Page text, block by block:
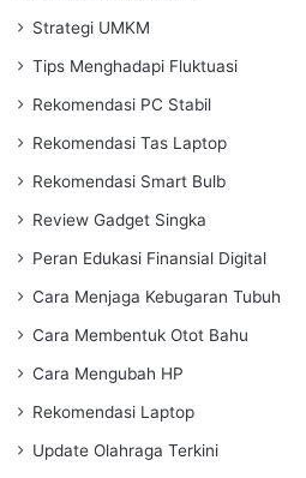
Strategi UMKM
Tips Menghadapi Fluktuasi
Rekomendasi PC Stabil
Rekomendasi Tas Laptop
Rekomendasi Smart Bulb
Review Gadget Singka
Peran Edukasi Finansial Digital
Cara Menjaga Kebugaran Tubuh
Cara Membentuk Otot Bahu
Cara Mengubah HP
Rekomendasi Laptop
Update Olahraga Terkini